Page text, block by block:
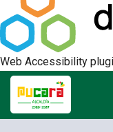
Web Accessibility